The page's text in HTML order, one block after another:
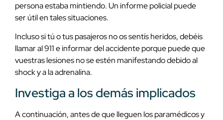
persona estaba mintiendo. Un informe policial puede
ser útil en tales situaciones.
Incluso si tú o tus pasajeros no os sentís heridos, debéis
llamar al 911 e informar del accidente porque puede que
vuestras lesiones no se estén manifestando debido al
shock y a la adrenalina.
Investiga a los demás implicados
A continuación, antes de que lleguen los paramédicos y